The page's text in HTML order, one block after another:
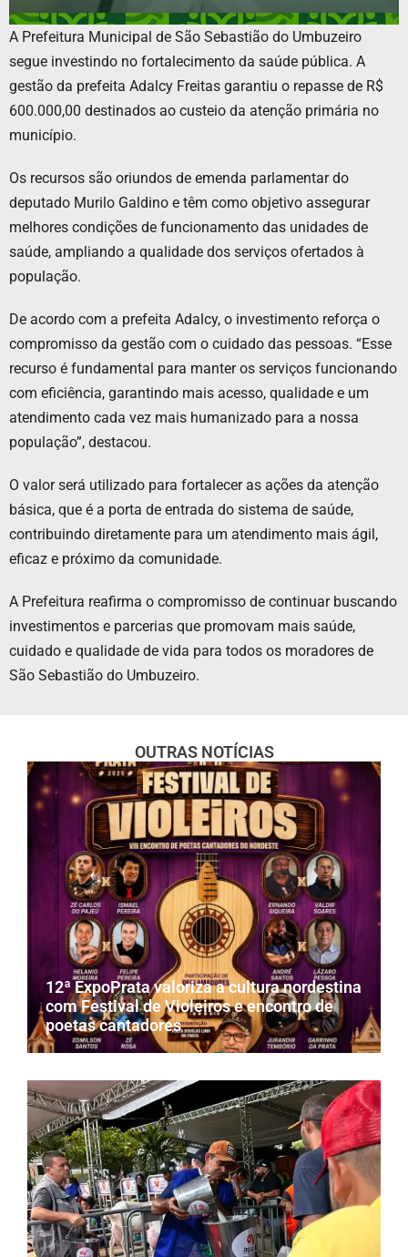
A Prefeitura Municipal de São Sebastião do Umbuzeiro
segue investindo no fortalecimento da saúde pública. A
gestão da prefeita Adalcy Freitas garantiu o repasse de R$
600.000,00 destinados ao custeio da atenção primária no
município.
Os recursos são oriundos de emenda parlamentar do
deputado Murilo Galdino e têm como objetivo assegurar
melhores condições de funcionamento das unidades de
saúde, ampliando a qualidade dos serviços ofertados à
população.
De acordo com a prefeita Adalcy, o investimento reforça o
compromisso da gestão com o cuidado das pessoas. “Esse
recurso é fundamental para manter os serviços funcionando
com eficiência, garantindo mais acesso, qualidade e um
atendimento cada vez mais humanizado para a nossa
população”, destacou.
O valor será utilizado para fortalecer as ações da atenção
básica, que é a porta de entrada do sistema de saúde,
contribuindo diretamente para um atendimento mais ágil,
eficaz e próximo da comunidade.
A Prefeitura reafirma o compromisso de continuar buscando
investimentos e parcerias que promovam mais saúde,
cuidado e qualidade de vida para todos os moradores de
São Sebastião do Umbuzeiro.
OUTRAS NOTÍCIAS
12ª ExpoPrata valoriza a cultura nordestina
com Festival de Violeiros e encontro de
poetas cantadores